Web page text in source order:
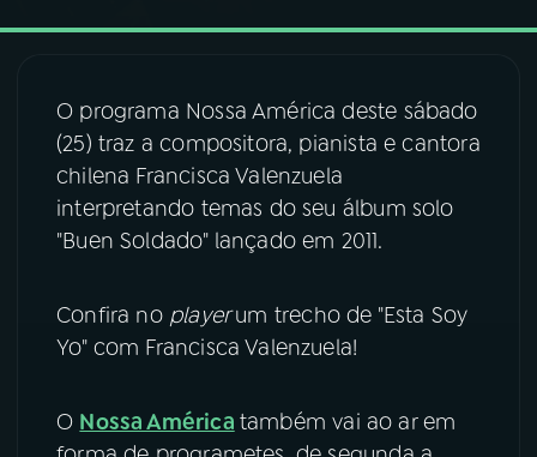
04 PROGRAMAS
PODCASTS
VIDEOCASTS
O programa Nossa América deste sábado
(25) traz a compositora, pianista e cantora
chilena Francisca Valenzuela
interpretando temas do seu álbum solo
"Buen Soldado" lançado em 2011.
Confira no playerum trecho de "Esta Soy
Yo" com Francisca Valenzuela!
O Nossa América também vai ao ar em